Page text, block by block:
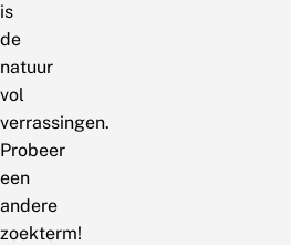
is
de
natuur
vol
verrassingen.
Probeer
een
andere
zoekterm!